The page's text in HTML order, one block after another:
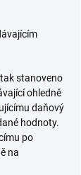
stanoveno
ohledně
daňový
hodnoty.
po
na